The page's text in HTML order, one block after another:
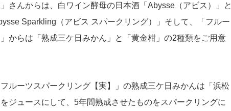
さんからは、白ワイン酵母の日本酒「Abysse（アビス）」と
Sparkling（アビス スパークリング）」そして、「フルー
からは「熟成三ケ日みかん」と「黄金柑」の2種類をご用意
ルーツスパークリング【実】」の熟成三ケ日みかんは「浜松
ジュースにして、5年間熟成させたものをスパークリングに